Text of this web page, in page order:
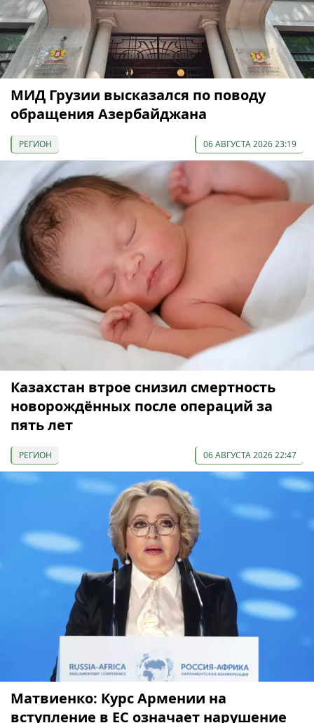
МИД Грузии высказался по поводу
обращения Азербайджана
РЕГИОН 06 АВГУСТА 2026 23:19
Казахстан втрое снизил смертность
новорождённых после операций за
пять лет
РЕГИОН 06 АВГУСТА 2026 22:47
Матвиенко: Курс Армении на
вступление в ЕС означает нарушение